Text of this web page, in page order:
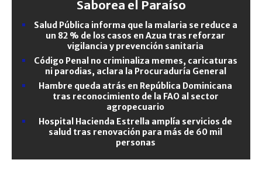
Saborea el Paraíso
Salud Pública informa que la malaria se reduce a
un 82 % de los casos en Azua tras reforzar
vigilancia y prevención sanitaria
Código Penal no criminaliza memes, caricaturas
ni parodias, aclara la Procuraduría General
Hambre queda atrás en República Dominicana
tras reconocimiento de la FAO al sector
agropecuario
Hospital Hacienda Estrella amplía servicios de
salud tras renovación para más de 60 mil
personas